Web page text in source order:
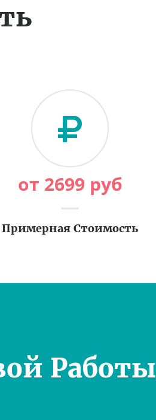
от 2699 руб
Примерная Стоимость
Работы